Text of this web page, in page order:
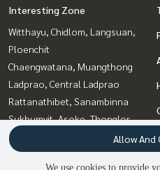
Interesting Zone
Witthayu, Chidlom, Langsuan,
Ploenchit
Chaengwatana, Muangthong
Ladprao, Central Ladprao
Rattanathibet, Sanambinna
Sukhumvit, Asoke, Thonglor
Bangna, Bearing, Lasalle
Bang Sue, Wong Sawang, Tao
We use cookies to provide
Allow And